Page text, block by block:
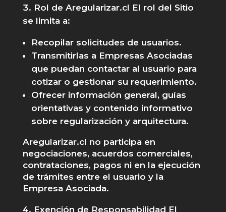
Rol de Aregularizar.cl El rol del Sitio
se limita a:
Recopilar solicitudes de usuarios.
Transmitirlas a Empresas Asociadas
que puedan contactar al usuario para
cotizar o gestionar su requerimiento.
Ofrecer información general, guías
orientativas y contenido informativo
sobre regularización y arquitectura.
Aregularizar.cl no participa en
negociaciones, acuerdos comerciales,
contrataciones, pagos ni en la ejecución
de trámites entre el usuario y la
Empresa Asociada.
Exención de Responsabilidad El